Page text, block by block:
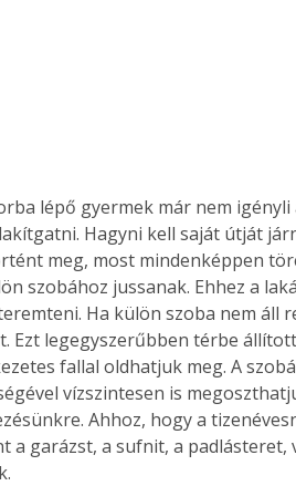
lépő gyermek már nem
Hagyni kell saját útját
meg, most mindenképpen
szobához jussanak. Ehhez a
Ha külön szoba nem áll
Ezt legegyszerűbben térbe
fallal oldhatjuk meg. A
vízszintesen is
Ahhoz, hogy a
a garázst, a sufnit, a